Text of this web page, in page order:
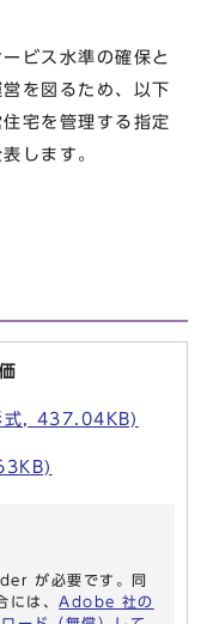
ビス水準の確保と
を図るため、以下
宅を管理する指定
します。
式, 437.04KB)
が必要です。同
には、 Adobe 社の